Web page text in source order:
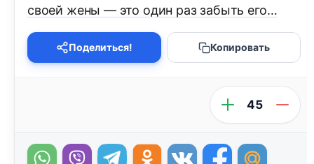
своей жены — это один раз забыть его…
Поделиться! Копировать
45